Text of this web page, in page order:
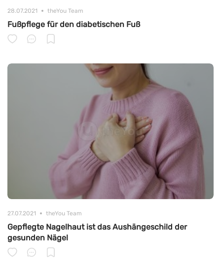
28.07.2021 theYou Team
Fußpflege für den diabetischen Fuß
27.07.2021 theYou Team
Gepflegte Nagelhaut ist das Aushängeschild der
gesunden Nägel